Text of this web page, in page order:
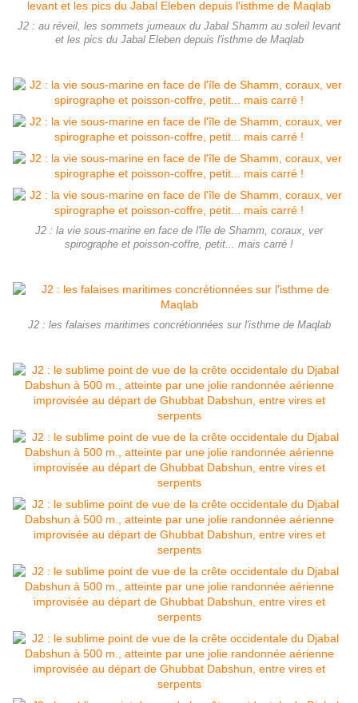
J2 : au réveil, les sommets jumeaux du Jabal Shamm au soleil levant
et les pics du Jabal Eleben depuis l'isthme de Maqlab
J2 : la vie sous-marine en face de l'île de Shamm, coraux, ver
spirographe et poisson-coffre, petit... mais carré !
J2 : les falaises maritimes concrétionnées sur l'isthme de Maqlab